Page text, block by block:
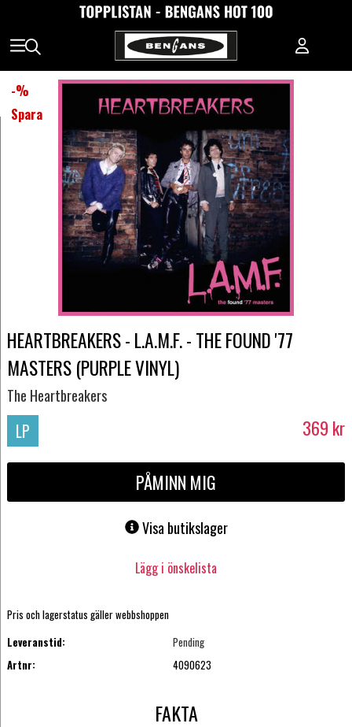
-%
Spara
HEARTBREAKERS - L.A.M.F. - THE FOUND '77
MASTERS (PURPLE VINYL)
The Heartbreakers
LP 369 kr
PÅMINN MIG
Visa butikslager
Lägg i önskelista
Pris och lagerstatus gäller webbshoppen
Leveranstid:
Pending
Artnr:
4090623
FAKTA